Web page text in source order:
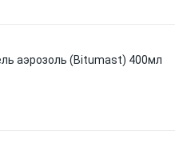
аэрозоль (Bitumast) 400мл